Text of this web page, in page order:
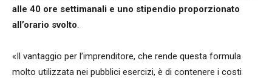
alle 40 ore settimanali e uno stipendio proporzionato
all’orario svolto.
«Il vantaggio per l’imprenditore, che rende questa formula
molto utilizzata nei pubblici esercizi, è di contenere i costi